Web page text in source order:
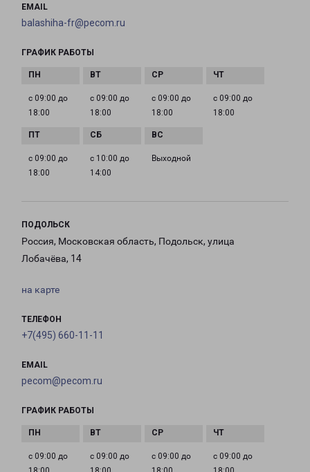
EMAIL
balashiha-fr@pecom.ru
ГРАФИК РАБОТЫ
с 09:00 до
18:00
с 09:00 до
18:00
с 09:00 до
18:00
с 09:00 до
18:00
с 09:00 до
18:00
с 10:00 до
14:00
Выходной
ПОДОЛЬСК
Россия, Московская область, Подольск, улица
Лобачёва, 14
на карте
ТЕЛЕФОН
+7(495) 660-11-11
EMAIL
pecom@pecom.ru
ГРАФИК РАБОТЫ
с 09:00 до
с 09:00 до
с 09:00 до
с 09:00 до